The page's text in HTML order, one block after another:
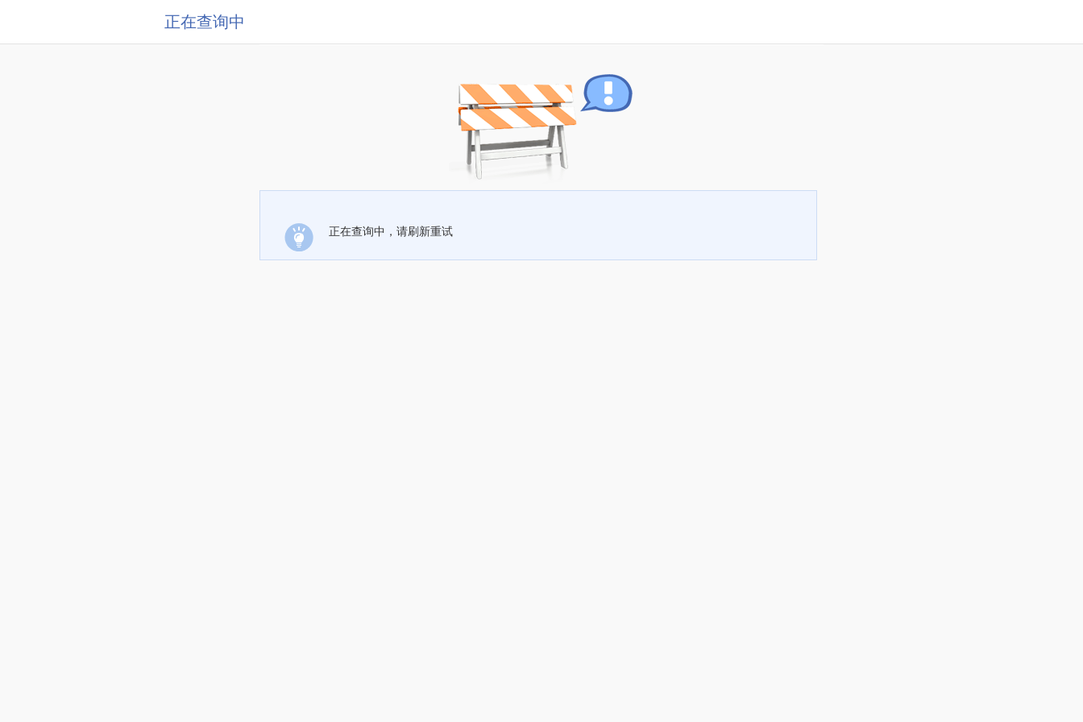
正在查询中
正在查询中，请刷新重试